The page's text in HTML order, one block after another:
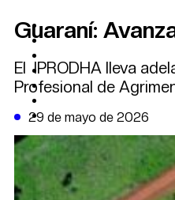
AGRO
DEPORTES
POLÍTICA
CAMBIO
DE LA TRIBUNA TV
Guaraní:
El IPRODHA lleva
Profesional de
29 de mayo de 2026